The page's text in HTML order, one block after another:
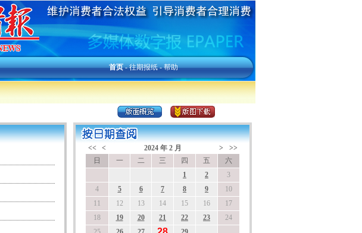
首页-往期报纸-帮助